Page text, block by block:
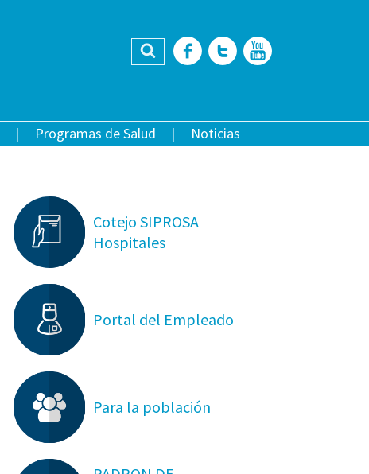
Buscar Facebook
Twitter
Programas de Salud Noticias
Cotejo SIPROSA
Hospitales
Portal del Empleado
Para la población